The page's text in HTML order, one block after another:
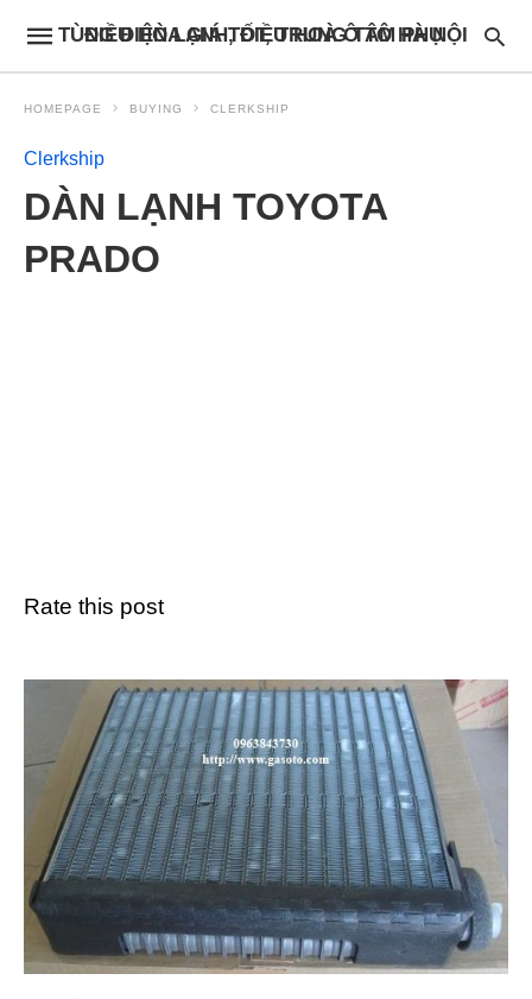
ĐIỀU HÒA GIÁ TỐT, TRUNG TÂM PHỤ TÙNG ĐIỆN LẠNH, ĐIỀU HOÀ Ô TÔ HÀ NỘI
HOMEPAGE BUYING CLERKSHIP
Clerkship
DÀN LẠNH TOYOTA
PRADO
Rate this post